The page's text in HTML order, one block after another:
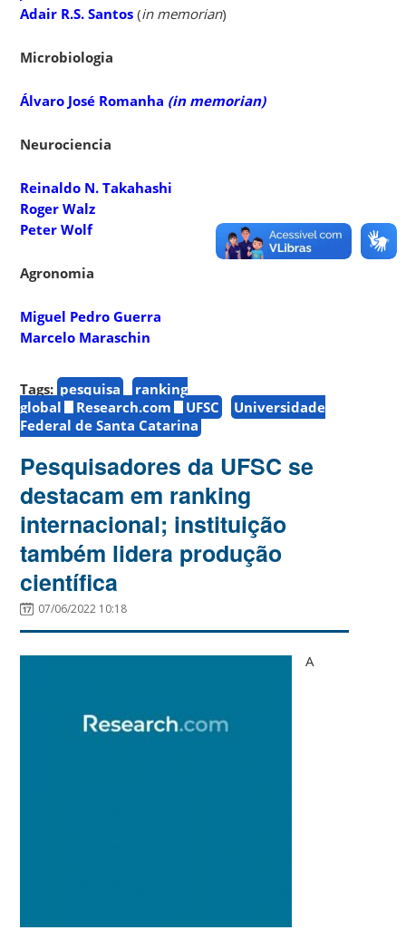
Adair R.S. Santos (in memorian)
Microbiologia
Álvaro José Romanha (in memorian)
Neurociencia
Reinaldo N. Takahashi
Roger Walz
Peter Wolf
Agronomia
Miguel Pedro Guerra
Marcelo Maraschin
Tags: pesquisa
ranking
global
Research.com UFSC
Universidade
Federal de Santa Catarina
Pesquisadores da UFSC se
destacam em ranking
internacional; instituição
também lidera produção
científica
07/06/2022 10:18
A